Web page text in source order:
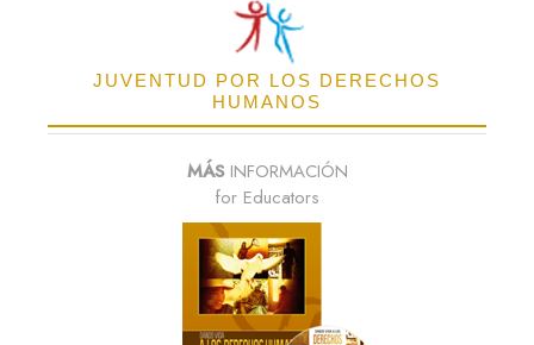
JUVENTUD POR LOS DERECHOS
HUMANOS
MÁSINFORMACIÓN
for Educators